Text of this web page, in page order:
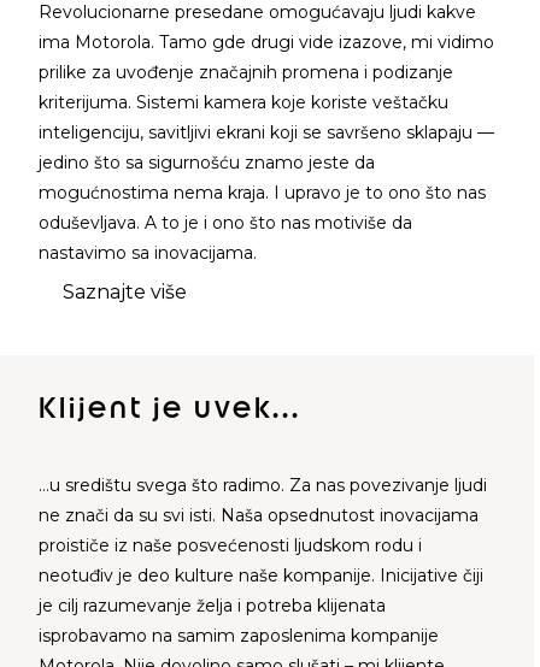
Revolucionarne presedane omogućavaju ljudi kakve
ima Motorola. Tamo gde drugi vide izazove, mi vidimo
prilike za uvođenje značajnih promena i podizanje
kriterijuma. Sistemi kamera koje koriste veštačku
inteligenciju, savitljivi ekrani koji se savršeno sklapaju —
jedino što sa sigurnošću znamo jeste da
mogućnostima nema kraja. I upravo je to ono što nas
oduševljava. A to je i ono što nas motiviše da
nastavimo sa inovacijama.
Saznajte više
Klijent je uvek...
…u središtu svega što radimo. Za nas povezivanje ljudi
ne znači da su svi isti. Naša opsednutost inovacijama
proističe iz naše posvećenosti ljudskom rodu i
neotuđiv je deo kulture naše kompanije. Inicijative čiji
je cilj razumevanje želja i potreba klijenata
isprobavamo na samim zaposlenima kompanije